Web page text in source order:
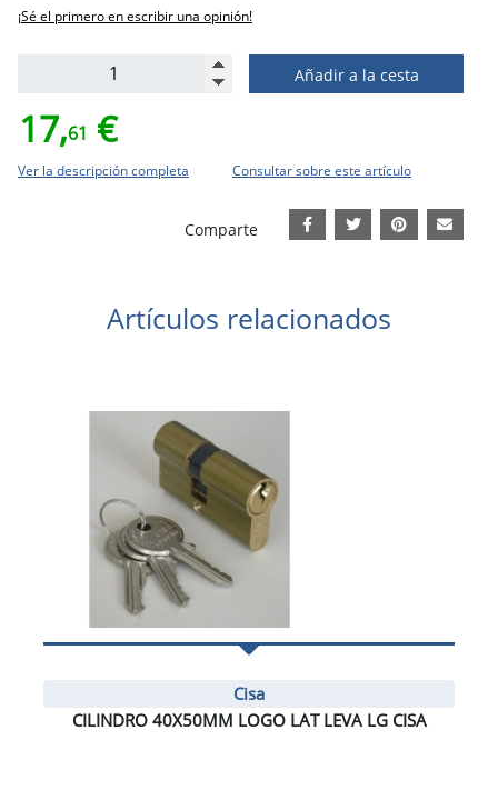
¡Sé el primero en escribir una opinión!
Añadir a la cesta
17,61 €
Ver la descripción completa Consultar sobre este artículo
Comparte
Artículos relacionados
Cisa
CILINDRO 40X50MM LOGO LAT LEVA LG CISA